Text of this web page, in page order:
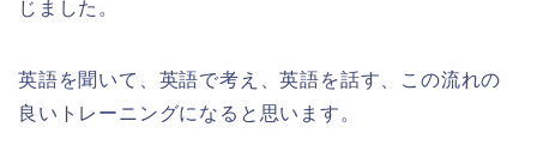
じました。
英語を聞いて、英語で考え、英語を話す、この流れの
良いトレーニングになると思います。